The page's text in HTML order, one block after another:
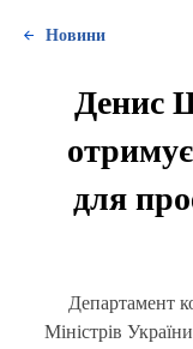
Новини
Денис
для
Департамент
Міністрів